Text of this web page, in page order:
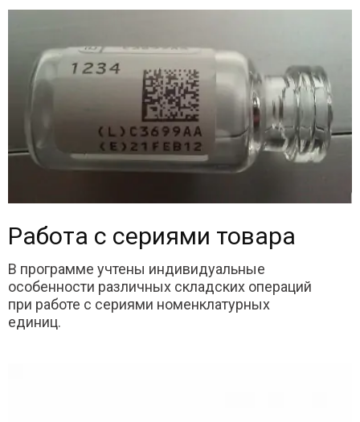
Работа с сериями товара
В программе учтены индивидуальные
особенности различных складских операций
при работе с сериями номенклатурных
единиц.